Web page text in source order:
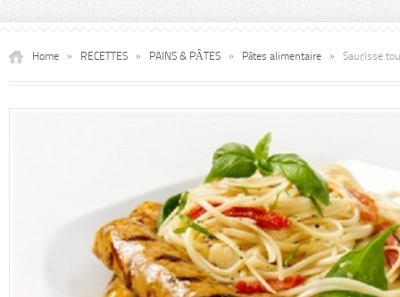
Home » RECETTES » PAINS & PÂTES » Pâtes alimentaire » Saucisse